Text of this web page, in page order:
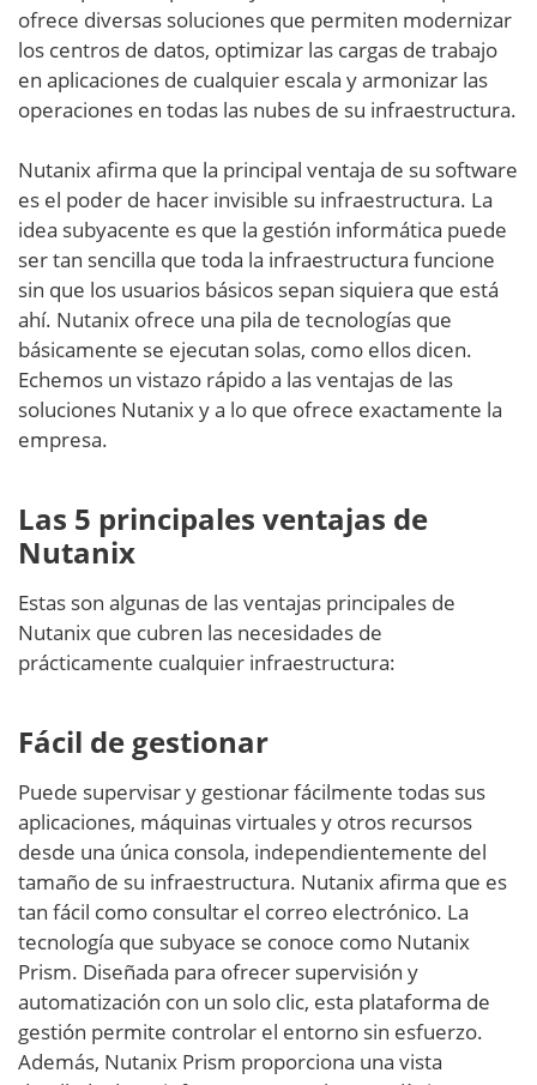
ofrece diversas soluciones que permiten modernizar
los centros de datos, optimizar las cargas de trabajo
en aplicaciones de cualquier escala y armonizar las
operaciones en todas las nubes de su infraestructura.
Nutanix afirma que la principal ventaja de su software
es el poder de hacer invisible su infraestructura. La
idea subyacente es que la gestión informática puede
ser tan sencilla que toda la infraestructura funcione
sin que los usuarios básicos sepan siquiera que está
ahí. Nutanix ofrece una pila de tecnologías que
básicamente se ejecutan solas, como ellos dicen.
Echemos un vistazo rápido a las ventajas de las
soluciones Nutanix y a lo que ofrece exactamente la
empresa.
Las 5 principales ventajas de
Nutanix
Estas son algunas de las ventajas principales de
Nutanix que cubren las necesidades de
prácticamente cualquier infraestructura:
Fácil de gestionar
Puede supervisar y gestionar fácilmente todas sus
aplicaciones, máquinas virtuales y otros recursos
desde una única consola, independientemente del
tamaño de su infraestructura. Nutanix afirma que es
tan fácil como consultar el correo electrónico. La
tecnología que subyace se conoce como Nutanix
Prism. Diseñada para ofrecer supervisión y
automatización con un solo clic, esta plataforma de
gestión permite controlar el entorno sin esfuerzo.
Además, Nutanix Prism proporciona una vista